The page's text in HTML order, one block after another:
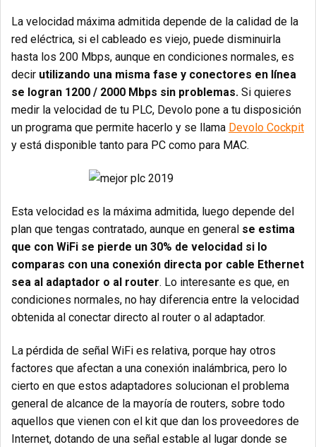
La velocidad máxima admitida depende de la calidad de la
red eléctrica, si el cableado es viejo, puede disminuirla
hasta los 200 Mbps, aunque en condiciones normales, es
decir utilizando una misma fase y conectores en línea
se logran 1200 / 2000 Mbps sin problemas. Si quieres
medir la velocidad de tu PLC, Devolo pone a tu disposición
un programa que permite hacerlo y se llama Devolo Cockpit
y está disponible tanto para PC como para MAC.
Esta velocidad es la máxima admitida, luego depende del
plan que tengas contratado, aunque en general se estima
que con WiFi se pierde un 30% de velocidad si lo
comparas con una conexión directa por cable Ethernet
sea al adaptador o al router. Lo interesante es que, en
condiciones normales, no hay diferencia entre la velocidad
obtenida al conectar directo al router o al adaptador.
La pérdida de señal WiFi es relativa, porque hay otros
factores que afectan a una conexión inalámbrica, pero lo
cierto en que estos adaptadores solucionan el problema
general de alcance de la mayoría de routers, sobre todo
aquellos que vienen con el kit que dan los proveedores de
Internet, dotando de una señal estable al lugar donde se